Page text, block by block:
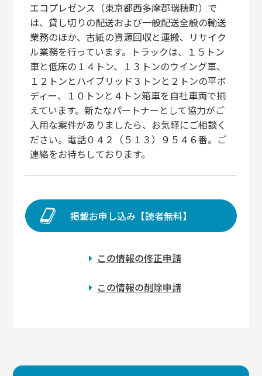
エコプレゼンス（東京都西多摩郡瑞穂町）で
は、貸し切りの配送および一般配送全般の輸送
業務のほか、古紙の資源回収と運搬、リサイク
ル業務を行っています。トラックは、１５トン
車と低床の１４トン、１３トンのウイング車、
１２トンとハイブリッド３トンと２トンの平ボ
ディー、１０トンと４トン箱車を自社車両で揃
えています。新たなパートナーとして協力がご
入用な案件がありましたら、お気軽にご相談く
ださい。電話０４２（５１３）９５４６番。ご
連絡をお待ちしております。
掲載お申し込み【読者無料】
この情報の修正申請
この情報の削除申請